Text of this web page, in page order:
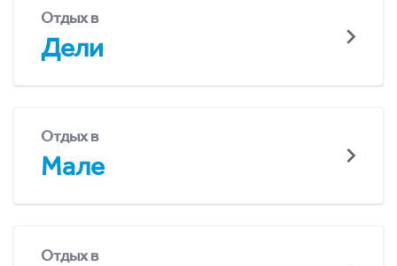
Отдых в
Дели
Отдых в
Мале
Отдых в